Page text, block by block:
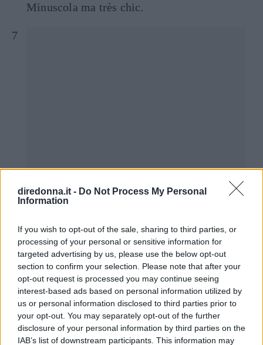
diredonna.it - Do Not Process My Personal
Information
If you wish to opt-out of the sale, sharing to third parties, or
processing of your personal or sensitive information for
targeted advertising by us, please use the below opt-out
section to confirm your selection. Please note that after your
opt-out request is processed you may continue seeing
interest-based ads based on personal information utilized by
us or personal information disclosed to third parties prior to
your opt-out. You may separately opt-out of the further
disclosure of your personal information by third parties on the
IAB’s list of downstream participants. This information may
Minuscola ma très chic.
Dolce&Gabbana (545 euro)
LaMicro bag DG Girlsin pelle blu